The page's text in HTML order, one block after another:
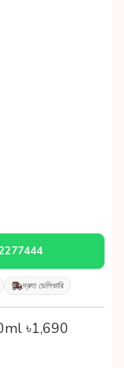
দ্রুত ডেলিভারি
৳1,690